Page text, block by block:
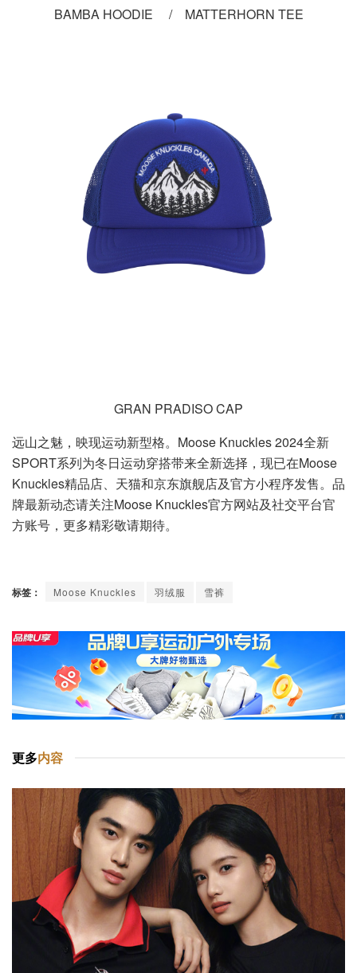
BAMBA HOODIE / MATTERHORN TEE
GRAN PRADISO CAP
远山之魅，映现运动新型格。Moose Knuckles 2024全新
SPORT系列为冬日运动穿搭带来全新选择，现已在Moose
Knuckles精品店、天猫和京东旗舰店及官方小程序发售。品
牌最新动态请关注Moose Knuckles官方网站及社交平台官
方账号，更多精彩敬请期待。
标签： Moose Knuckles 羽绒服 雪裤
更多内容